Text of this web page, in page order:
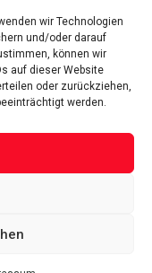
wir Technologien
und/oder darauf
können wir
auf dieser Website
oder zurückziehen,
werden.
Er?